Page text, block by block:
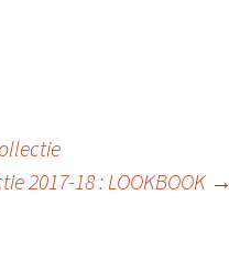
2017-18 : LOOKBOOK →